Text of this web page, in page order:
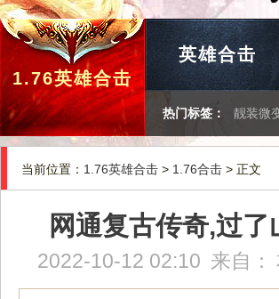
1.76英雄合击
英雄合击
热门标签： 靓装微
当前位置： 1.76英雄合击 > 1.76合击 > 正文
网通复古传奇,过
2022-10-12 02:10 来自：